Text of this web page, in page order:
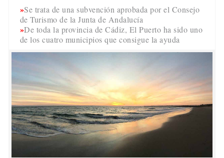
Se trata de una subvención aprobada por el Consejo
de Turismo de la Junta de Andalucía
De toda la provincia de Cádiz, El Puerto ha sido uno
de los cuatro municipios que consigue la ayuda